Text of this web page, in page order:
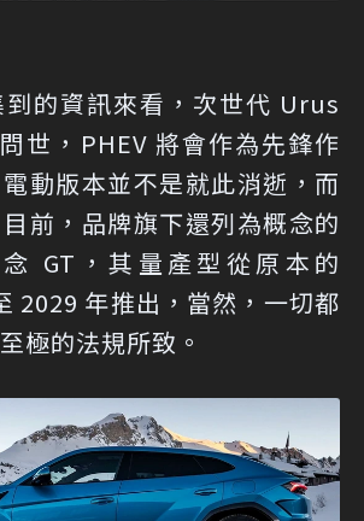
的資訊來看，次世代 Urus
世，PHEV 將會作為先鋒作
動版本並不是就此消逝，而
前，品牌旗下還列為概念的
GT，其量產型從原本的
2029 年推出，當然，一切都
極的法規所致。